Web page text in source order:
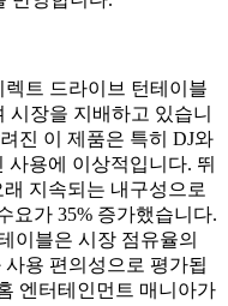
렉트 드라이브 턴테이블
시장을 지배하고 있습니
진 이 제품은 특히 DJ와
용에 이상적입니다. 뛰
지속되는 내구성으로
요가 35% 증가했습니다.
이블은 시장 점유율의
용 편의성으로 평가됩
엔터테인먼트 매니아가